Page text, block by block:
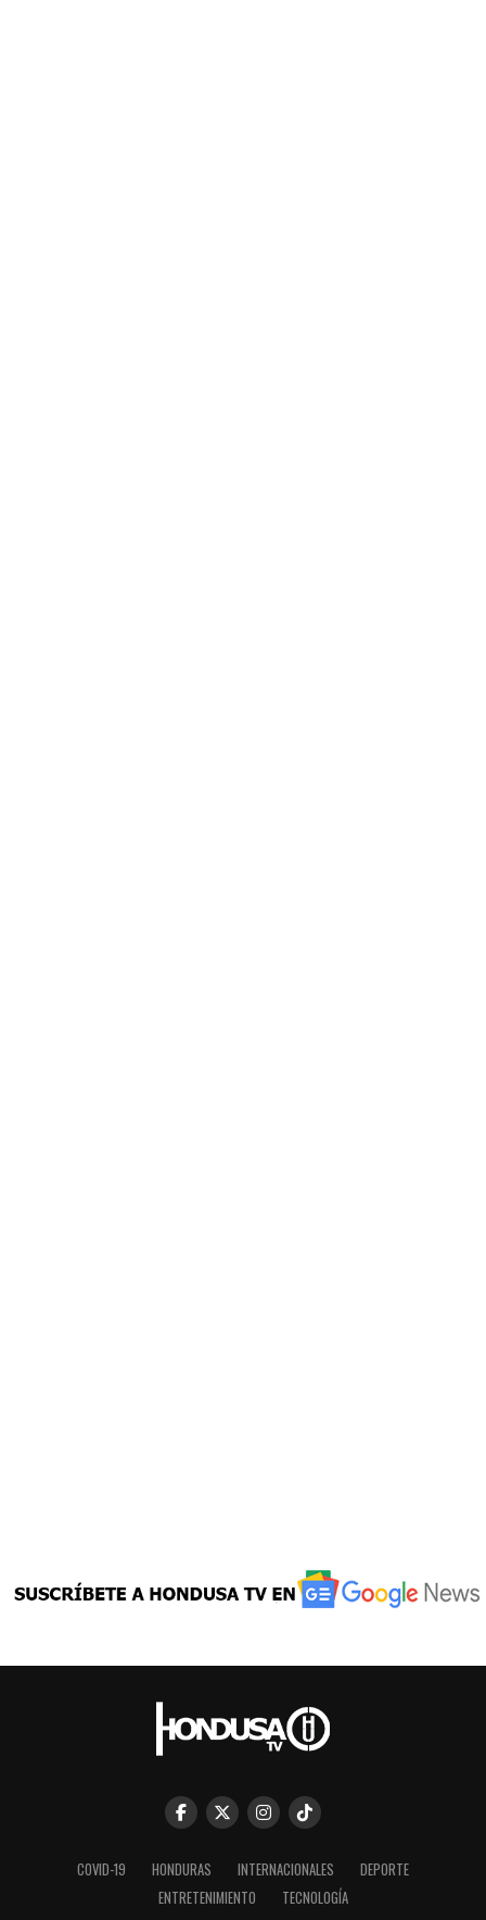
COVID-19 HONDURAS INTERNACIONALES
DEPORTE
ENTRETENIMIENTO
TECNOLOGÍA